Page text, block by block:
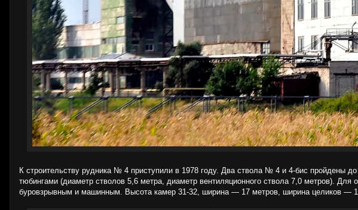
К строительству рудника № 4 приступили в 1978 году. Два ствола № 4 и 4-бис пройдены
тюбингами (диаметр стволов 5,6 метра, диаметр вентиляционного ствола 7,0 метров).
буровзрывным и машинным. Высота камер 31-32, ширина — 17 метров, ширина целиков —